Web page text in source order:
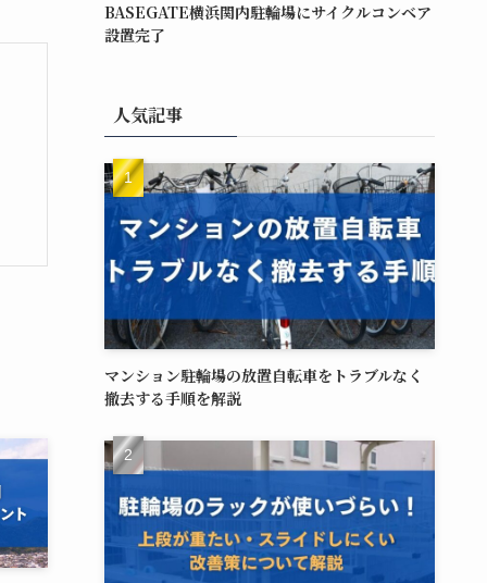
BASEGATE横浜関内駐輪場にサイクルコンベア
設置完了
人気記事
マンション駐輪場の放置自転車をトラブルなく
撤去する手順を解説